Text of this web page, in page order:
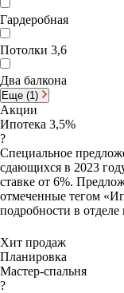
Гардеробная
Потолки 3,6
Два балкона
Еще (1)
Акции
Ипотека 3,5%
?
Специальное
сдающихся в 2023
ставке от 6%.
отмеченные тегом
подробности в отделе
Хит продаж
Планировка
Мастер-спальня
?